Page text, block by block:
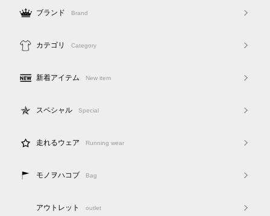
ブランド Brand
カテゴリ Category
新着アイテム New item
スペシャル Special
走れるウェア Running wear
モノヲハコブ Bag
アウトレット outlet